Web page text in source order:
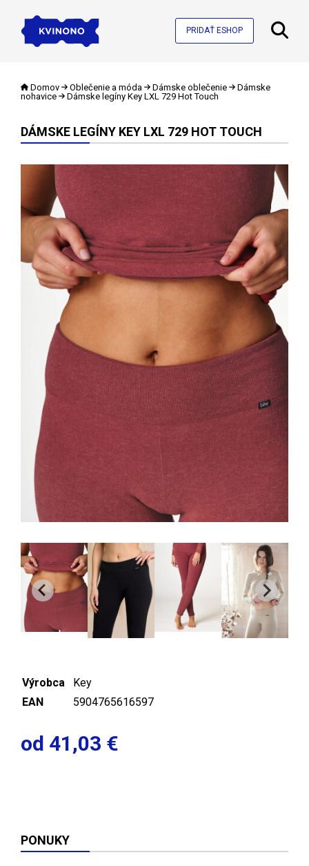
PRIDAŤ ESHOP
Domov Oblečenie a móda Dámske oblečenie
Dámske
nohavice
Dámske legíny Key LXL 729 Hot Touch
DÁMSKE LEGÍNY KEY LXL 729 HOT TOUCH
Výrobca
Key
EAN
5904765616597
od 41,03 €
PONUKY